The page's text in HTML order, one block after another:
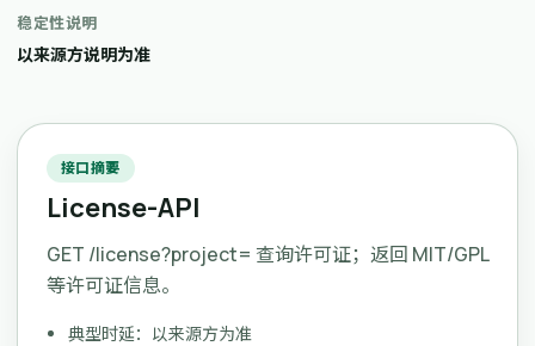
稳定性说明
以来源方说明为准
接口摘要
License-API
GET /license?project= 查询许可证；返回 MIT/GPL
等许可证信息。
典型时延：以来源方为准